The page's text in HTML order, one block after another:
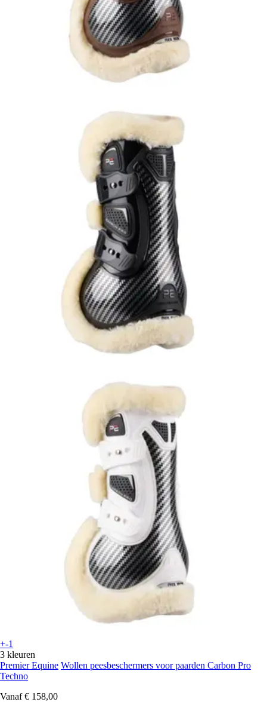
+-1
3 kleuren
Premier Equine Wollen peesbeschermers voor paarden Carbon Pro
Techno
Vanaf € 158,00